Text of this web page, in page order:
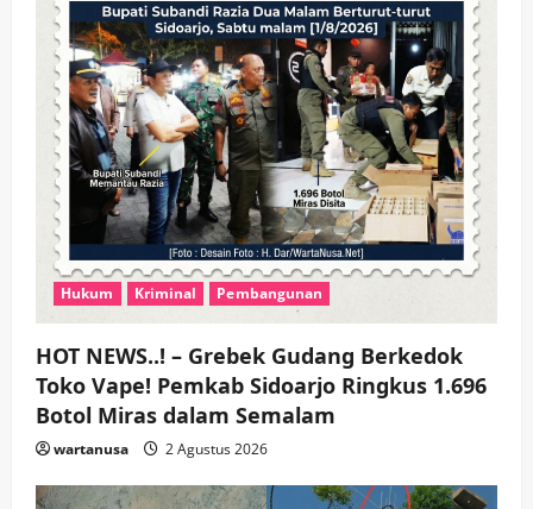
Hukum Kriminal Pembangunan
HOT NEWS..! – Grebek Gudang Berkedok
Toko Vape! Pemkab Sidoarjo Ringkus 1.696
Botol Miras dalam Semalam
wartanusa 2 Agustus 2026